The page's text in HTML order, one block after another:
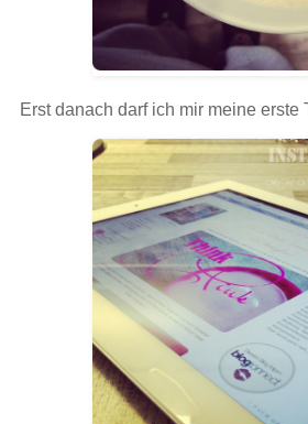
Erst danach darf ich mir meine erste